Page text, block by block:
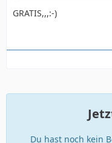
GRATIS,,,:-)
Du hast noch kein